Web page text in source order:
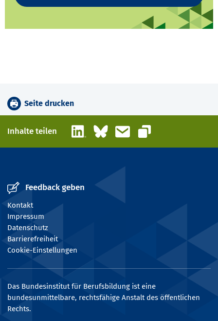
Seite drucken
Inhalte teilen LinkedInBlueskyE-Mail
Link kopieren
Feedback geben
Kontakt
Impressum
Datenschutz
Barrierefreiheit
Cookie-Einstellungen
Das Bundesinstitut für Berufsbildung ist eine
bundesunmittelbare, rechtsfähige Anstalt des öffentlichen
Rechts.